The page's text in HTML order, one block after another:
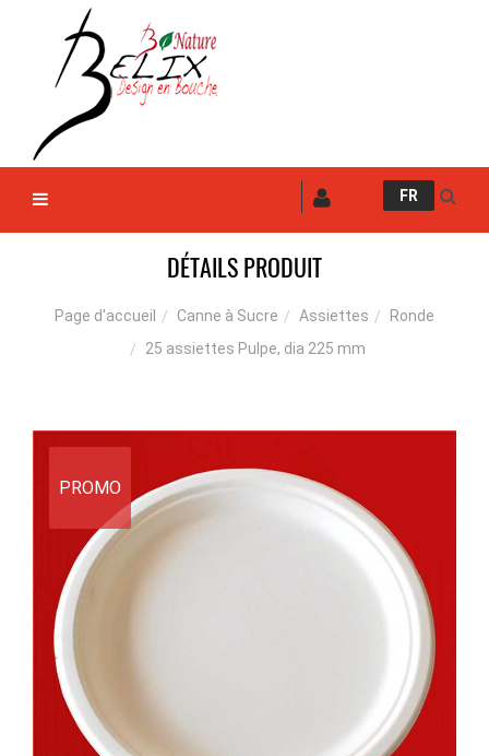
FR
DÉTAILS PRODUIT
Page d'accueil Canne à Sucre Assiettes
Ronde
25 assiettes Pulpe, dia 225 mm
PROMO